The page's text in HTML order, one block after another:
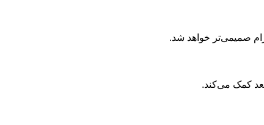
صمیمی‌تر خواهد شد.
کمک می‌کند.